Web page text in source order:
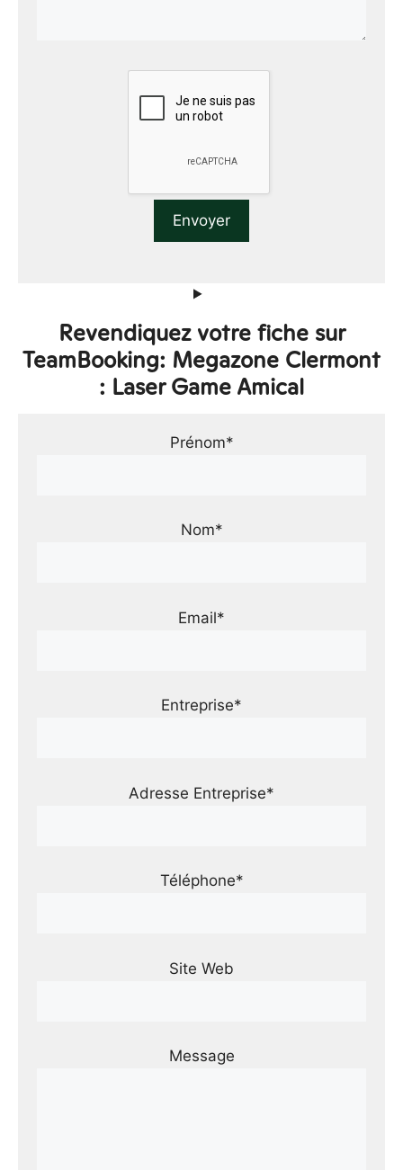
Revendiquez votre fiche sur
TeamBooking: Megazone Clermont
: Laser Game Amical
Prénom*
Nom*
Email*
Entreprise*
Adresse Entreprise*
Téléphone*
Site Web
Message